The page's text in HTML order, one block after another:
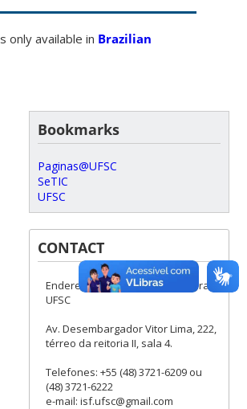
only available in Brazilian
Bookmarks
Paginas@UFSC
SeTIC
UFSC
CONTACT
Endereço - Idiomas Sem Fronteiras
UFSC
Av. Desembargador Vitor Lima, 222,
térreo da reitoria II, sala 4.
Telefones: +55 (48) 3721-6209 ou
(48) 3721-6222
e-mail: isf.ufsc@gmail.com